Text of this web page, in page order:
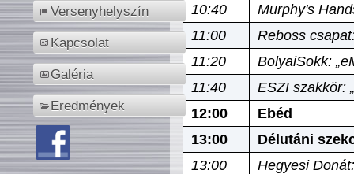
Versenyhelyszín
Kapcsolat
Galéria
Eredmények
10:40
Murphy's
11:00
Reboss
11:20
BolyaiSokk:
11:40
ESZI szakkör:
12:00
Ebéd
13:00
Délutáni
13:00
Hegyesi